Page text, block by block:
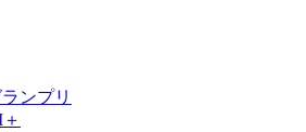
ンプリ